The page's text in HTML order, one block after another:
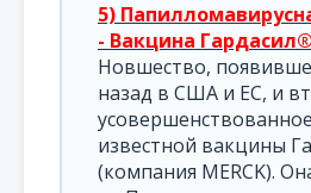
5)
- Вакцина
Новшество,
назад в США и ЕС, и
известной вакцины
(компания MERCK).